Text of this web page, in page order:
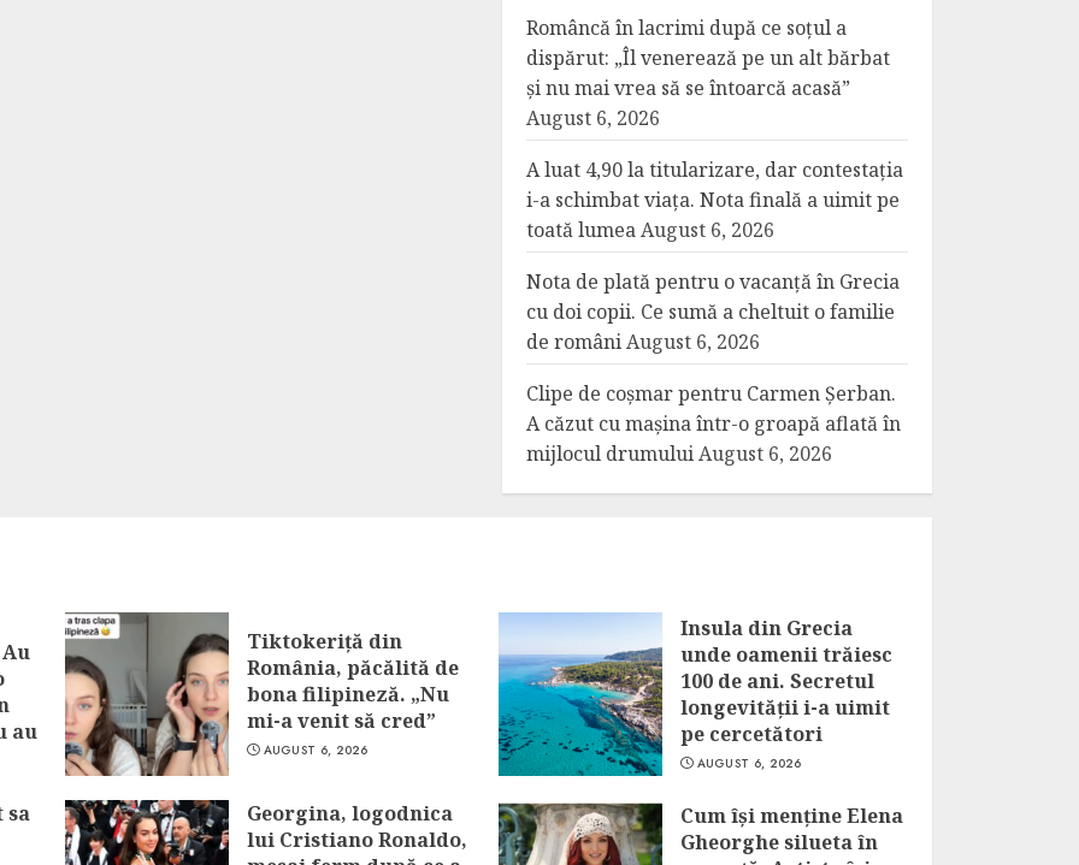
Româncă în lacrimi după ce soțul a
dispărut: „Îl venerează pe un alt bărbat
și nu mai vrea să se întoarcă acasă”
August 6, 2026
A luat 4,90 la titularizare, dar contestația
i-a schimbat viața. Nota finală a uimit pe
toată lumeaAugust 6, 2026
Nota de plată pentru o vacanță în Grecia
cu doi copii. Ce sumă a cheltuit o familie
de româniAugust 6, 2026
Clipe de coșmar pentru Carmen Șerban.
A căzut cu mașina într-o groapă aflată în
mijlocul drumuluiAugust 6, 2026
au
Tiktokeriță din
România, păcălită de
bona filipineză. „Nu
mi-a venit să cred”
AUGUST 6, 2026
Insula din Grecia
unde oamenii trăiesc
100 de ani. Secretul
longevității i-a uimit
pe cercetători
AUGUST 6, 2026
sa
Georgina, logodnica
lui Cristiano Ronaldo,
Cum își menține Elena
Gheorghe silueta în